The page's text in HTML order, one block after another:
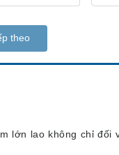
theo
lớn lao không chỉ đối